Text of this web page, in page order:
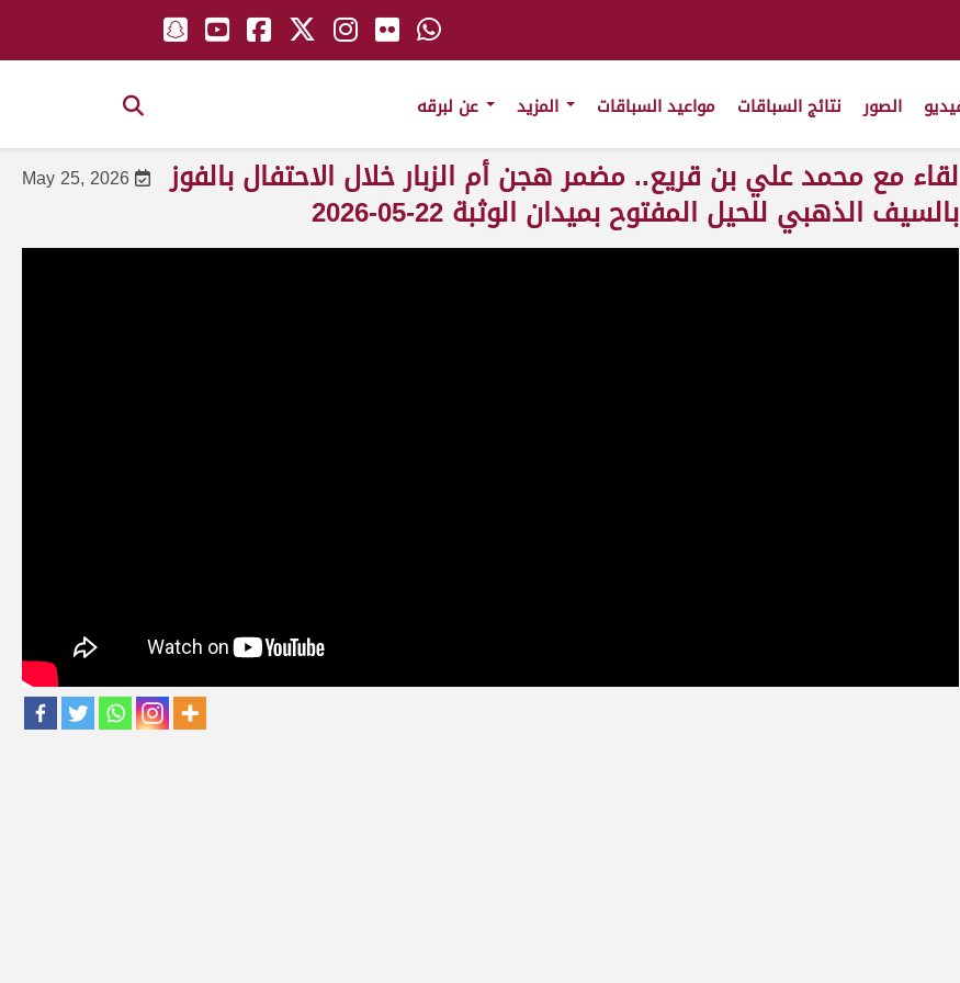
الصور نتائج السباقات مواعيد السباقات
May 25, 2026 لقاء مع محمد علي بن قريع.. مضمر هجن أم الزبار خلال الاحتفال بالفوز
بالسيف الذهبي للحيل المفتوح بميدان الوثبة 22-05-2026